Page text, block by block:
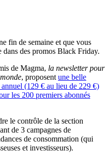
fin de semaine et que vous
dans des promos Black Friday.
de Magma, la newsletter pour
, proposent une belle
(129 € au lieu de 229 €)
les 200 premiers abonnés
le contrôle de la section
de 3 campagnes de
de consommation (qui
et investisseurs).